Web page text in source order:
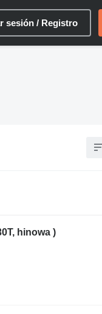
sesión / Registro
hinowa )